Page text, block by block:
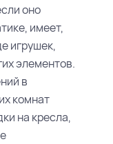
оно
имеет,
игрушек,
элементов.
в
комнат
на кресла,